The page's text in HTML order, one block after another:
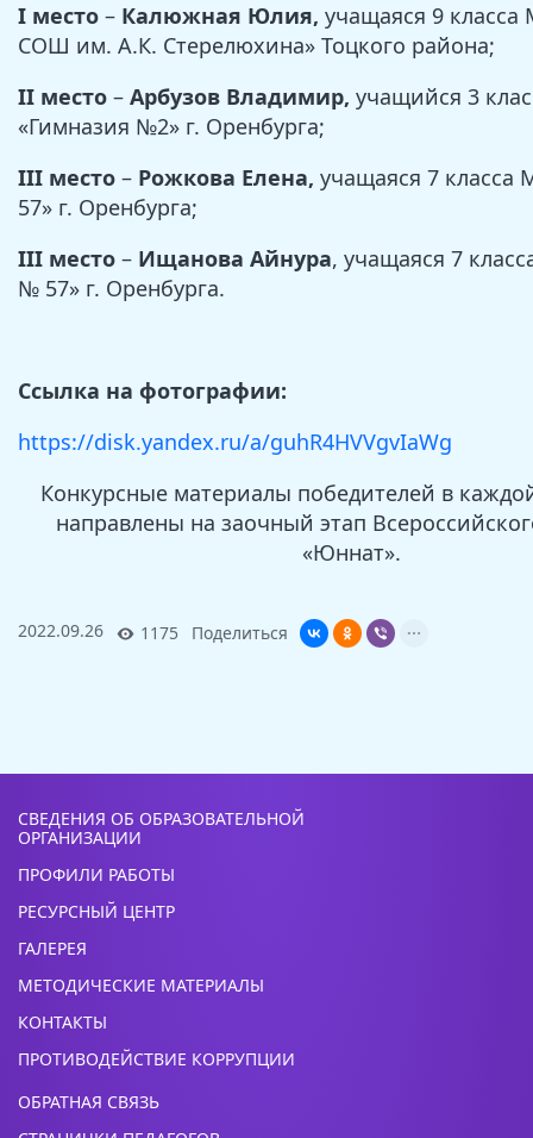
I место – Калюжная Юлия, учащаяся 9
СОШ им. А.К. Стерелюхина» Тоцкого района;
II место – Арбузов Владимир, учащийся 3
«Гимназия №2» г. Оренбурга;
III место – Рожкова Елена, учащаяся 7
57» г. Оренбурга;
III место – Ищанова Айнура, учащаяся 7
№ 57» г. Оренбурга.
Ссылка на фотографии:
https://disk.yandex.ru/a/guhR4HVVgvIaWg
Конкурсные материалы победителей в
направлены на заочный этап
«Юннат».
2022.09.26 1175 Поделиться
СВЕДЕНИЯ ОБ ОБРАЗОВАТЕЛЬНОЙ
ОРГАНИЗАЦИИ
ПРОФИЛИ РАБОТЫ
РЕСУРСНЫЙ ЦЕНТР
ГАЛЕРЕЯ
МЕТОДИЧЕСКИЕ МАТЕРИАЛЫ
КОНТАКТЫ
ПРОТИВОДЕЙСТВИЕ КОРРУПЦИИ
ОБРАТНАЯ СВЯЗЬ